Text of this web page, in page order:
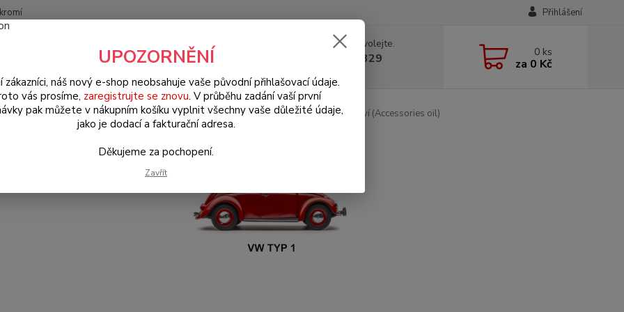
Přihlášení
Hledat
Nevíte si rady? Zavolejte.
+420 602 330 329 0 ks
za 0 Kč
Brouk Typ 1 (1938 » 03) Motory & díly (Engines & parts) Olejové hospodářství (Accessories oil)
UPOZORNĚNÍ
zákazníci, náš nový e-shop neobsahuje vaše původní přihlašovací údaje.
vás prosíme, zaregistrujte se znovu. V průběhu zadání vaší první
pak můžete v nákupním košíku vyplnit všechny vaše důležité údaje,
jako je dodací a fakturační adresa.
Děkujeme za pochopení.
Zavřít